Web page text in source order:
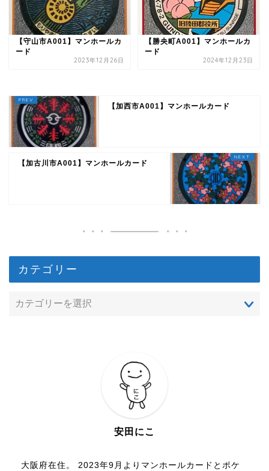
【守山市A001】マンホールカ
ード
2023年12月26日
【勝央町A001】マンホールカ
ード
2024年12月23日
【加西市A001】マンホールカード
【加古川市A001】マンホールカード
カテゴリー
安田にこ
大阪府在住。 2023年9月よりマンホールカードとポケ